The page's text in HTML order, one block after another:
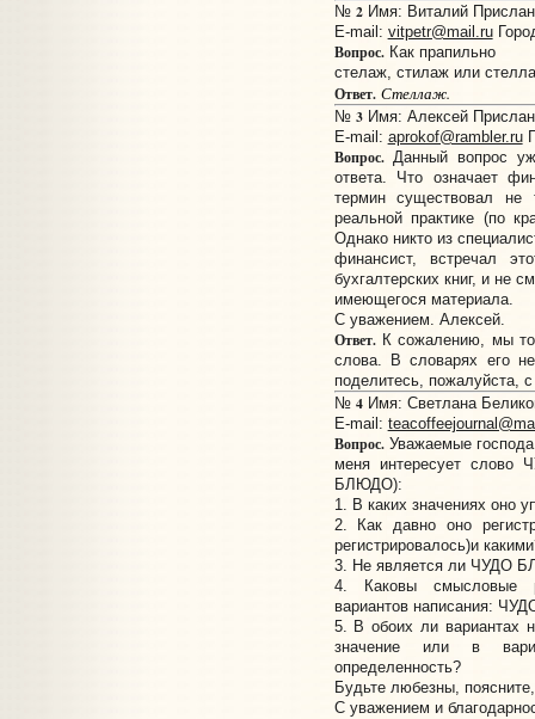
№ 2Имя: Виталий
E-mail: vitpetr@mail.ru
Вопрос.Как прапильно
стелаж, стилаж или
Ответ. Стеллаж.
№ 3Имя: Алексей
E-mail: aprokof@rambler.ru
Вопрос.Данный вопрос
ответа. Что означает
термин существовал не
реальной практике (по
Однако никто из
финансист, встречал
бухгалтерских книг, и не
имеющегося материала.
С уважением. Алексей.
Ответ.К сожалению, мы
слова. В словарях его
поделитесь, пожалуйста,
№ 4Имя: Светлана
E-mail:
Вопрос.Уважаемые
меня интересует
БЛЮДО):
1. В каких значениях оно
2. Как давно оно
регистрировалось)и
3. Не является ли ЧУДО
4. Каковы смысловые
вариантов написания:
5. В обоих ли вариантах
значение или в
определенность?
Будьте любезны,
С уважением и